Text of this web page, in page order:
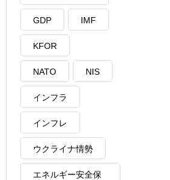
GDP IMF
KFOR
NATO NIS
インフラ
インフレ
ウクライナ情勢
エネルギー安全保